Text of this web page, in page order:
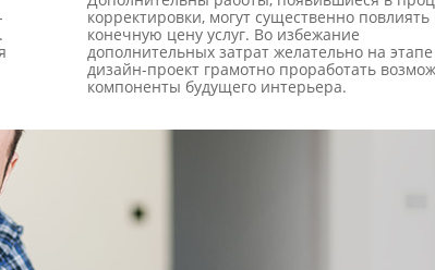
корректировки, могут существенно повлиять
конечную цену услуг. Во избежание
дополнительных затрат желательно на этапе
дизайн-проект грамотно проработать
компоненты будущего интерьера.